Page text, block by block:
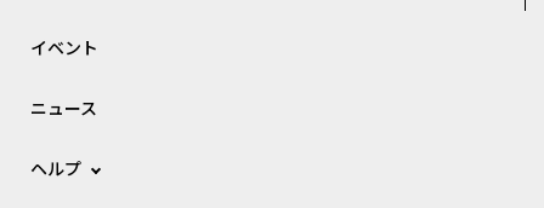
イベント
ニュース
ヘルプ